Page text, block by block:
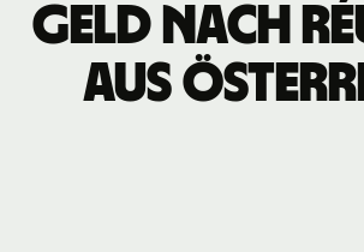
Geld nach
aus